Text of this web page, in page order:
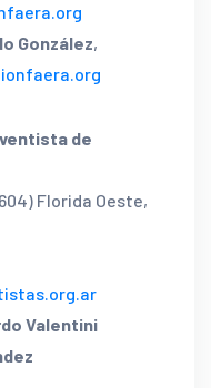
González,
de
Florida Oeste,
Valentini